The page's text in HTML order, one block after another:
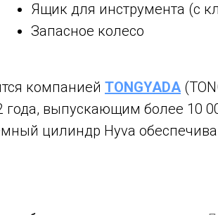
Ящик для инструмента (с
Запасное колесо
компанией TONGYADA
года, выпускающим более 10
цилиндр Hyva